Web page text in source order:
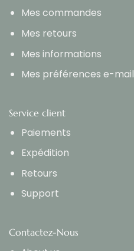
Mes commandes
Mes retours
Mes informations
Mes préférences e-mail
Service client
Paiements
Expédition
Retours
Support
Contactez-Nous